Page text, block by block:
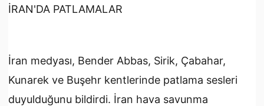
İRAN'DA PATLAMALAR
İran medyası, Bender Abbas, Sirik, Çabahar,
Kunarek ve Buşehr kentlerinde patlama sesleri
duyulduğunu bildirdi. İran hava savunma